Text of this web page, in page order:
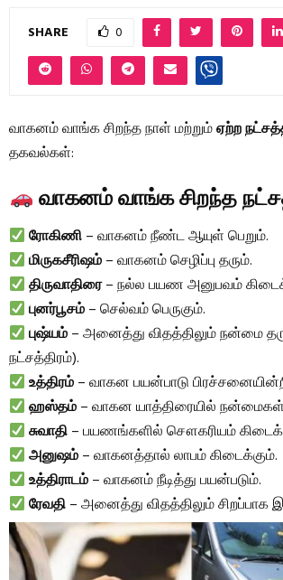
SHARE 0
வாகனம் வாங்க சிறந்த நாள் மற்றும்ஏற்ற
தகவல்கள்:
வாகனம் வாங்க சிறந்த
ரோகிணி– வாகனம் நீண்ட ஆயுள் பெறும்.
மிருகசீரிஷம்– வாகனம் செழிப்பு தரும்.
திருவாதிரை– நல்ல பயண அனுபவம்
புனர்பூசம்– செல்வம் பெருகும்.
புஷ்யம்– அனைத்து விதத்திலும் நன்மை
நட்சத்திரம்).
உத்திரம்– வாகன பயன்பாடு
ஹஸ்தம்– வாகன யாத்திரையில் நன்மைகள்
சுவாதி– பயணங்களில் சௌகரியம்
அனுஷம்– வாகனத்தால் லாபம் கிடைக்கும்.
உத்திராடம்– வாகனம் நீடித்து பயன்படும்.
ரேவதி– அனைத்து விதத்திலும் சிறப்பாக